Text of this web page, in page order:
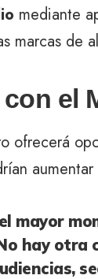
mediante
marcas de
el
ofrecerá
mayor
hay